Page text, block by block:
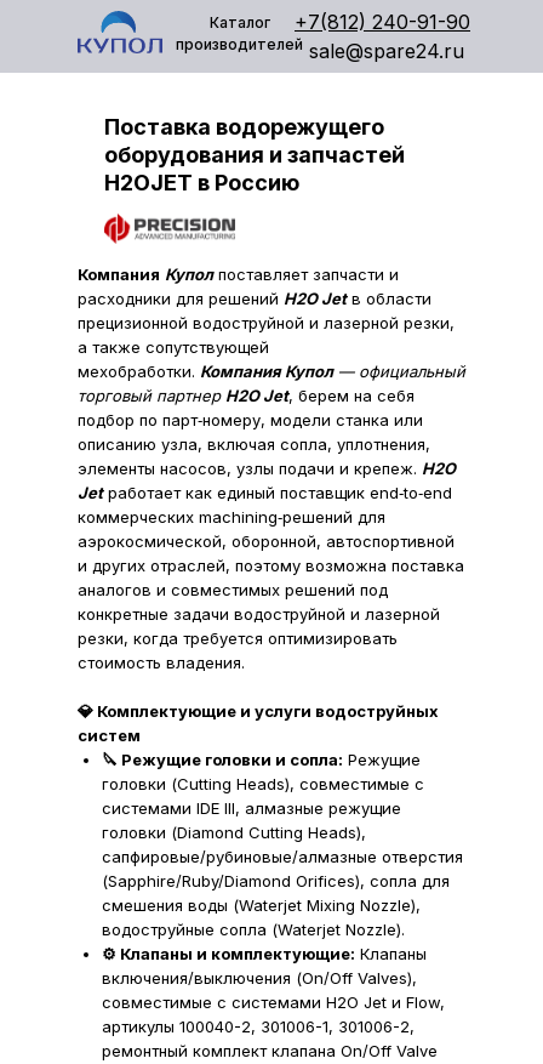
Каталог
производителей sale@spare24.ru
+7(812) 240-91-90
Поставка водорежущего
оборудования и запчастей
H2OJET в Россию
Компания Куполпоставляет запчасти и
расходники для решений H2O Jetв области
прецизионной водоструйной и лазерной резки,
а также сопутствующей
мехобработки. Компания Купол— официальный
торговый партнер H2O Jet, берем на себя
подбор по парт‑номеру, модели станка или
описанию узла, включая сопла, уплотнения,
элементы насосов, узлы подачи и крепеж. H2O
Jetработает как единый поставщик end‑to‑end
коммерческих machining‑решений для
аэрокосмической, оборонной, автоспортивной
и других отраслей, поэтому возможна поставка
аналогов и совместимых решений под
конкретные задачи водоструйной и лазерной
резки, когда требуется оптимизировать
стоимость владения.
💎 Комплектующие и услуги водоструйных
систем
🔪 Режущие головки и сопла: Режущие
головки (Cutting Heads), совместимые с
системами IDE III, алмазные режущие
головки (Diamond Cutting Heads),
сапфировые/рубиновые/алмазные отверстия
(Sapphire/Ruby/Diamond Orifices), сопла для
смешения воды (Waterjet Mixing Nozzle),
водоструйные сопла (Waterjet Nozzle).
⚙️ Клапаны и комплектующие: Клапаны
включения/выключения (On/Off Valves),
совместимые с системами H2O Jet и Flow,
артикулы 100040-2, 301006-1, 301006-2,
ремонтный комплект клапана On/Off Valve